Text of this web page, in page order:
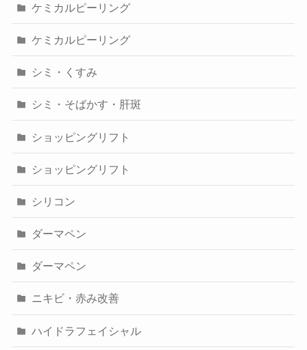
ケミカルピーリング
ケミカルピーリング
シミ・くすみ
シミ・そばかす・肝斑
ショッピングリフト
ショッピングリフト
シリコン
ダーマペン
ダーマペン
ニキビ・赤み改善
ハイドラフェイシャル